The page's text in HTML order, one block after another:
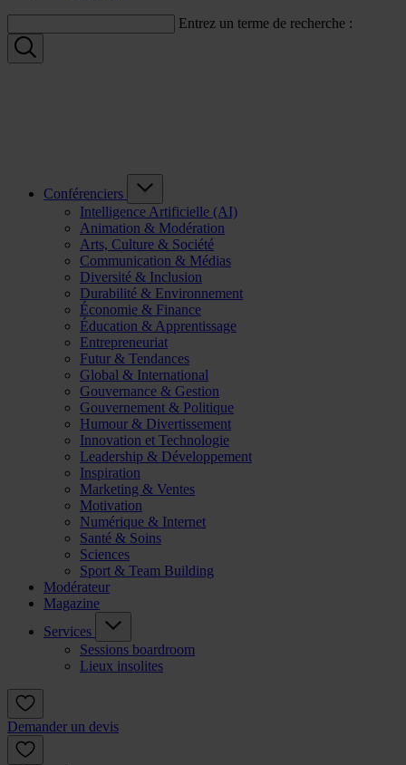
Entrez un terme de recherche :
Conférenciers
Intelligence Artificielle (AI)
Animation & Modération
Arts, Culture & Société
Communication & Médias
Diversité & Inclusion
Durabilité & Environnement
Économie & Finance
Éducation & Apprentissage
Entrepreneuriat
Futur & Tendances
Global & International
Gouvernance & Gestion
Gouvernement & Politique
Humour & Divertissement
Innovation et Technologie
Leadership & Développement
Inspiration
Marketing & Ventes
Motivation
Numérique & Internet
Santé & Soins
Sciences
Sport & Team Building
Modérateur
Magazine
Services
Sessions boardroom
Lieux insolites
Demander un devis